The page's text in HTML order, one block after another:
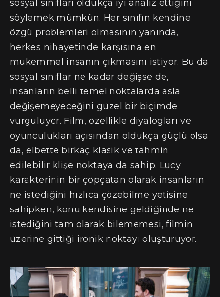
sosyal sınıfları oldukça iyi analiz ettiğini
söylemek mümkün. Her sınıfın kendine
özgü problemleri olmasının yanında,
herkes nihayetinde karşısına en
mükemmel insanın çıkmasını istiyor. Bu da
sosyal sınıflar ne kadar değişse de,
insanların belli temel noktalarda asla
değişemeyeceğini güzel bir biçimde
vurguluyor. Film, özellikle diyalogları ve
oyunculukları açısından oldukça güçlü olsa
da, elbette birkaç klasik ve tahmin
edilebilir klişe noktaya da sahip. Lucy
karakterinin bir çöpçatan olarak insanların
ne istediğini hızlıca çözebilme yetisine
sahipken, konu kendisine geldiğinde ne
istediğini tam olarak bilememesi, filmin
üzerine gittiği ironik noktayı oluşturuyor.